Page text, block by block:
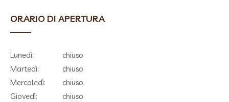
ORARIO DI APERTURA
Lunedì:
Martedì:
Mercoledì:
Giovedì:
chiuso
chiuso
chiuso
chiuso